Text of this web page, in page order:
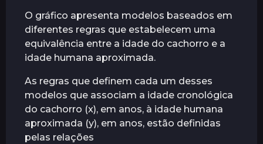
O gráfico apresenta modelos baseados em
diferentes regras que estabelecem uma
equivalência entre a idade do cachorro e a
idade humana aproximada.
As regras que definem cada um desses
modelos que associam a idade cronológica
do cachorro (x), em anos, à idade humana
aproximada (y), em anos, estão definidas
pelas relações